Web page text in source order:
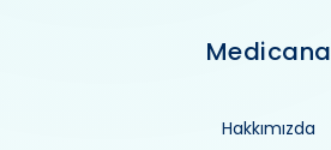
Medicana
Hakkımızda